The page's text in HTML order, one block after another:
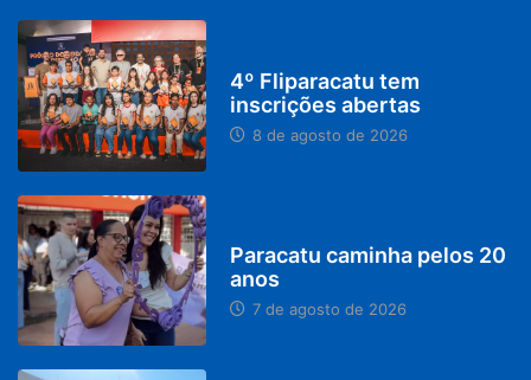
4º Fliparacatu tem
inscrições abertas
8 de agosto de 2026
Paracatu caminha pelos 20
anos
7 de agosto de 2026